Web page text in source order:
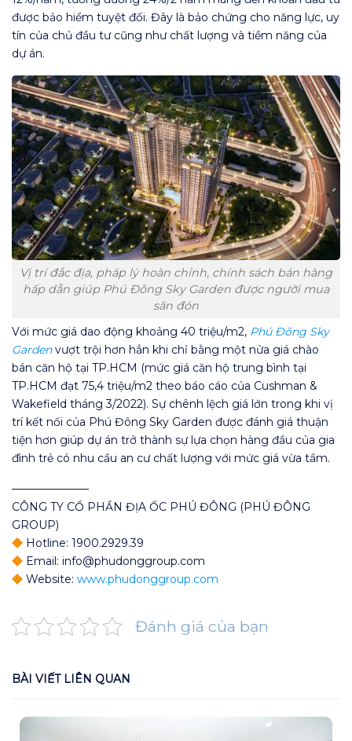
được bảo hiểm tuyệt đối. Đây là bảo chứng cho năng lực, uy
tín của chủ đầu tư cũng như chất lượng và tiềm năng của
dự án.
Vị trí đắc địa, pháp lý hoàn chỉnh, chính sách bán hàng
hấp dẫn giúp Phú Đông Sky Garden được người mua
săn đón
Với mức giá dao động khoảng 40 triệu/m2, Phú Đông Sky
Gardenvượt trội hơn hẳn khi chỉ bằng một nửa giá chào
bán căn hộ tại TP.HCM (mức giá căn hộ trung bình tại
TP.HCM đạt 75,4 triệu/m2 theo báo cáo của Cushman &
Wakefield tháng 3/2022). Sự chênh lệch giá lớn trong khi vị
trí kết nối của Phú Đông Sky Garden được đánh giá thuận
tiện hơn giúp dự án trở thành sự lựa chọn hàng đầu của gia
đình trẻ có nhu cầu an cư chất lượng với mức giá vừa tầm.
———————
CÔNG TY CỔ PHẦN ĐỊA ỐC PHÚ ĐÔNG (PHÚ ĐÔNG
GROUP)
Hotline: 1900.2929.39
Email: info@phudonggroup.com
Website: www.phudonggroup.com
Đánh giá của bạn
BÀI VIẾT LIÊN QUAN